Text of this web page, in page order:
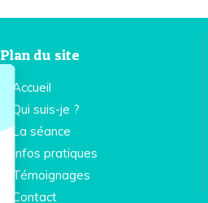
Plan du site
Accueil
Qui suis-je ?
La séance
Infos pratiques
Témoignages
Contact